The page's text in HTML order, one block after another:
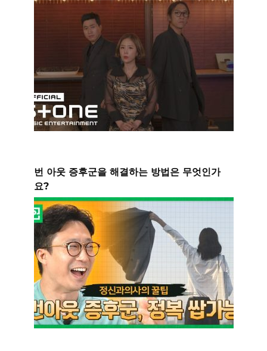
번 아웃 증후군을 해결하는 방법은 무엇인가
요?